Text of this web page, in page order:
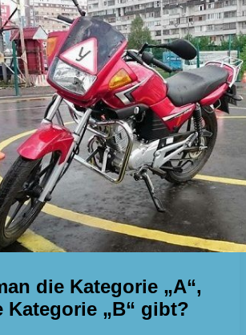
die Kategorie „A“,
Kategorie „B“ gibt?